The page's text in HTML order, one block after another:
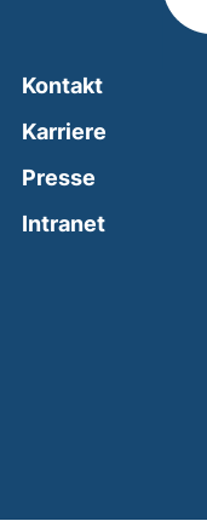
Kontakt
Karriere
Presse
Intranet(external